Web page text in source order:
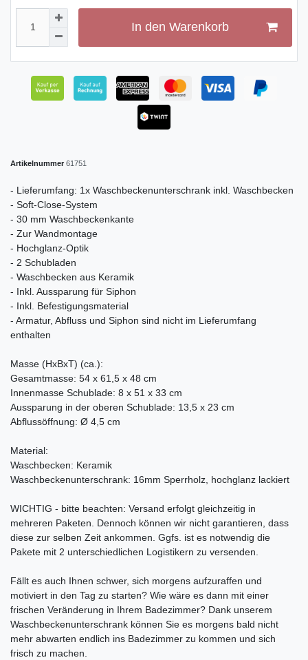
In den Warenkorb
Artikelnummer 61751
- Lieferumfang: 1x Waschbeckenunterschrank inkl. Waschbecken
- Soft-Close-System
- 30 mm Waschbeckenkante
- Zur Wandmontage
- Hochglanz-Optik
- 2 Schubladen
- Waschbecken aus Keramik
- Inkl. Aussparung für Siphon
- Inkl. Befestigungsmaterial
- Armatur, Abfluss und Siphon sind nicht im Lieferumfang
enthalten
Masse (HxBxT) (ca.):
Gesamtmasse: 54 x 61,5 x 48 cm
Innenmasse Schublade: 8 x 51 x 33 cm
Aussparung in der oberen Schublade: 13,5 x 23 cm
Abflussöffnung: Ø 4,5 cm
Material:
Waschbecken: Keramik
Waschbeckenunterschrank: 16mm Sperrholz, hochglanz lackiert
WICHTIG - bitte beachten: Versand erfolgt gleichzeitig in
mehreren Paketen. Dennoch können wir nicht garantieren, dass
diese zur selben Zeit ankommen. Ggfs. ist es notwendig die
Pakete mit 2 unterschiedlichen Logistikern zu versenden.
Fällt es auch Ihnen schwer, sich morgens aufzuraffen und
motiviert in den Tag zu starten? Wie wäre es dann mit einer
frischen Veränderung in Ihrem Badezimmer? Dank unserem
Waschbeckenunterschrank können Sie es morgens bald nicht
mehr abwarten endlich ins Badezimmer zu kommen und sich
frisch zu machen.